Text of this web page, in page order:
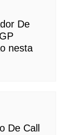
De
nesta
De Call